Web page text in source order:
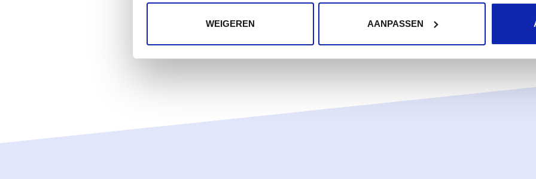
WEIGEREN AANPASSEN